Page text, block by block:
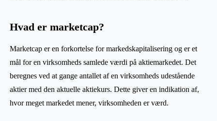
Hvad er marketcap?
Marketcap er en forkortelse for markedskapitalisering og er et
mål for en virksomheds samlede værdi på aktiemarkedet. Det
beregnes ved at gange antallet af en virksomheds udestående
aktier med den aktuelle aktiekurs. Dette giver en indikation af,
hvor meget markedet mener, virksomheden er værd.